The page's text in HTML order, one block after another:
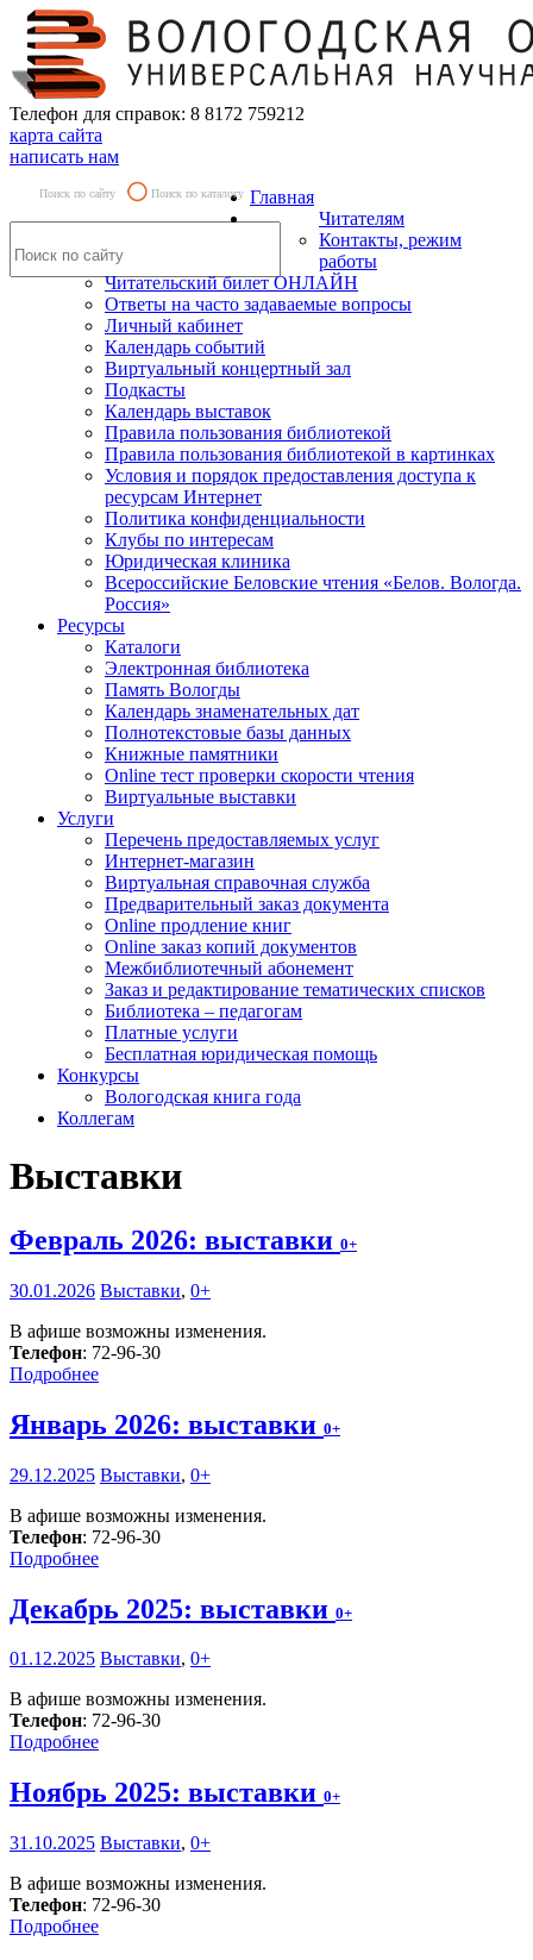
Телефон для справок: 8 8172 759212
карта сайта
написать нам
Поиск по сайту Поиск по каталогу Главная
Читателям
Контакты, режим
работы
Читательский билет ОНЛАЙН
Ответы на часто задаваемые вопросы
Личный кабинет
Календарь событий
Виртуальный концертный зал
Подкасты
Календарь выставок
Правила пользования библиотекой
Правила пользования библиотекой в картинках
Условия и порядок предоставления доступа к
ресурсам Интернет
Политика конфиденциальности
Клубы по интересам
Юридическая клиника
Всероссийские Беловские чтения «Белов. Вологда.
Россия»
Ресурсы
Каталоги
Электронная библиотека
Память Вологды
Календарь знаменательных дат
Полнотекстовые базы данных
Книжные памятники
Online тест проверки скорости чтения
Виртуальные выставки
Услуги
Перечень предоставляемых услуг
Интернет-магазин
Виртуальная справочная служба
Предварительный заказ документа
Online продление книг
Online заказ копий документов
Межбиблиотечный абонемент
Заказ и редактирование тематических списков
Библиотека – педагогам
Платные услуги
Бесплатная юридическая помощь
Конкурсы
Вологодская книга года
Коллегам
Выставки
Февраль 2026: выставки 0+
30.01.2026 Выставки, 0+
В афише возможны изменения.
Телефон: 72-96-30
Подробнее
Январь 2026: выставки 0+
29.12.2025 Выставки, 0+
В афише возможны изменения.
Телефон: 72-96-30
Подробнее
Декабрь 2025: выставки 0+
01.12.2025 Выставки, 0+
В афише возможны изменения.
Телефон: 72-96-30
Подробнее
Ноябрь 2025: выставки 0+
31.10.2025 Выставки, 0+
В афише возможны изменения.
Телефон: 72-96-30
Подробнее